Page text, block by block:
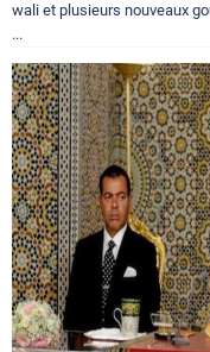
wali et plusieurs nouveaux
...